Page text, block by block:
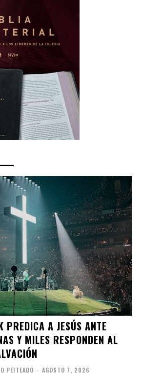
PREDICA A JESÚS ANTE
Y MILES RESPONDEN AL
PEITEADO - AGOSTO 7, 2026